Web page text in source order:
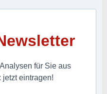
für Sie aus
jetzt eintragen!